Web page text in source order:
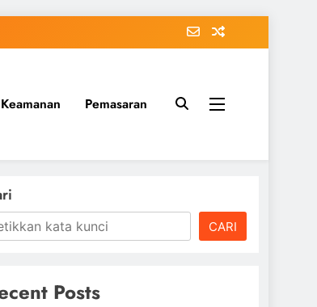
Keamanan Pemasaran
CARI
Posts